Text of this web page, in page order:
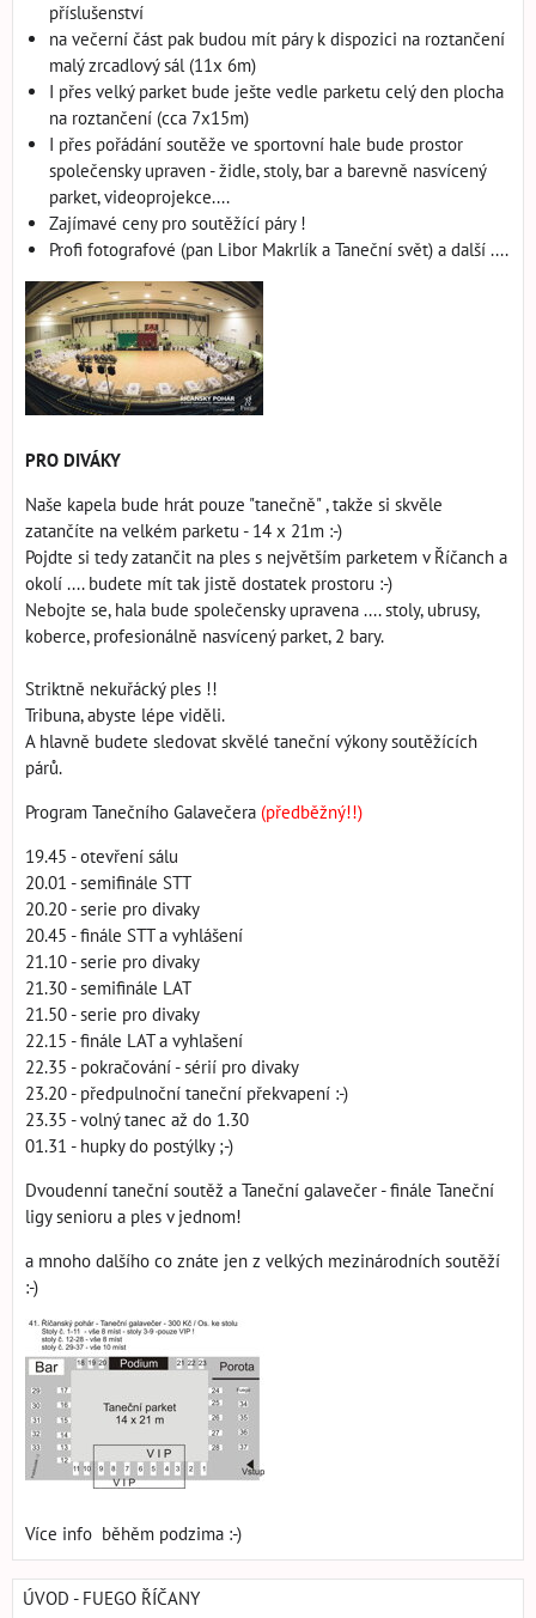
příslušenství
na večerní část pak budou mít páry k dispozici na roztančení
malý zrcadlový sál (11x 6m)
I přes velký parket bude ješte vedle parketu celý den plocha
na roztančení (cca 7x15m)
I přes pořádání soutěže ve sportovní hale bude prostor
společensky upraven - židle, stoly, bar a barevně nasvícený
parket, videoprojekce....
Zajímavé ceny pro soutěžící páry !
Profi fotografové (pan Libor Makrlík a Taneční svět) a další ....
PRO DIVÁKY
Naše kapela bude hrát pouze "tanečně" , takže si skvěle
zatančíte na velkém parketu - 14 x 21m :-)
Pojdte si tedy zatančit na ples s největším parketem v Říčanch a
okolí .... budete mít tak jistě dostatek prostoru :-)
Nebojte se, hala bude společensky upravena .... stoly, ubrusy,
koberce, profesionálně nasvícený parket, 2 bary.
Striktně nekuřácký ples !!
Tribuna, abyste lépe viděli.
A hlavně budete sledovat skvělé taneční výkony soutěžících
párů.
Program Tanečního Galavečera (předběžný!!)
19.45 - otevření sálu
20.01 - semifinále STT
20.20 - serie pro divaky
20.45 - finále STT a vyhlášení
21.10 - serie pro divaky
21.30 - semifinále LAT
21.50 - serie pro divaky
22.15 - finále LAT a vyhlašení
22.35 - pokračování - sérií pro divaky
23.20 - předpulnoční taneční překvapení :-)
23.35 - volný tanec až do 1.30
01.31 - hupky do postýlky ;-)
Dvoudenní taneční soutěž a Taneční galavečer - finále Taneční
ligy senioru a ples v jednom!
a mnoho dalšího co znáte jen z velkých mezinárodních soutěží
:-)
Více info běhěm podzima :-)
ÚVOD - FUEGO ŘÍČANY